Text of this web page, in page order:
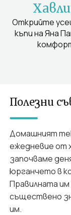
Открийте
къпи на Яна
Полезни
Домашният
ежедневие от
започваме
юрганчето в
Правилната
съществено
им.